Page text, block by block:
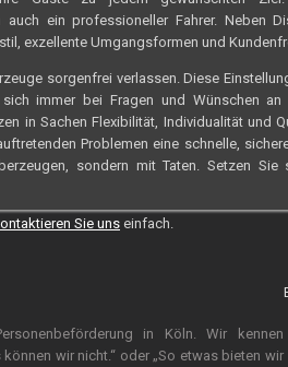
auch ein professioneller Fahrer. Neben
exzellente Umgangsformen und
sorgenfrei verlassen. Diese
immer bei Fragen und Wünschen
in Sachen Flexibilität, Individualität und
Problemen eine schnelle,
sondern mit Taten. Setzen
Sie unseinfach.
in Köln. Wir kennen
wir nicht.“ oder „So etwas bieten wir